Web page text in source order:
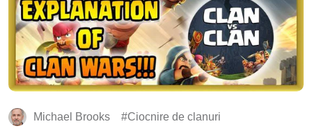
Michael Brooks Ciocnire de clanuri